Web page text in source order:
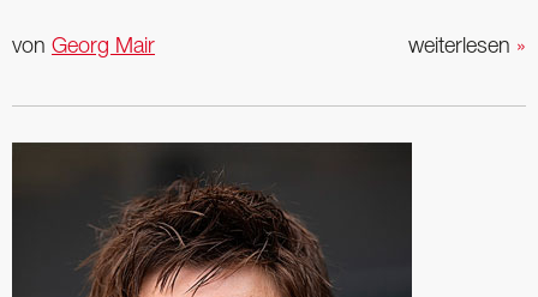
weiterlesen »
von Georg Mair